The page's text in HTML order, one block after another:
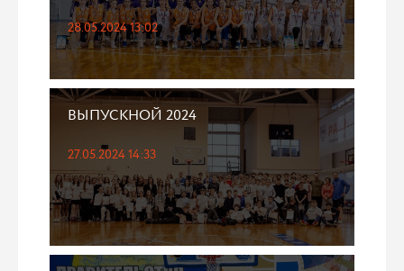
28.05.2024 13:02
ВЫПУСКНОЙ 2024
27.05.2024 14:33